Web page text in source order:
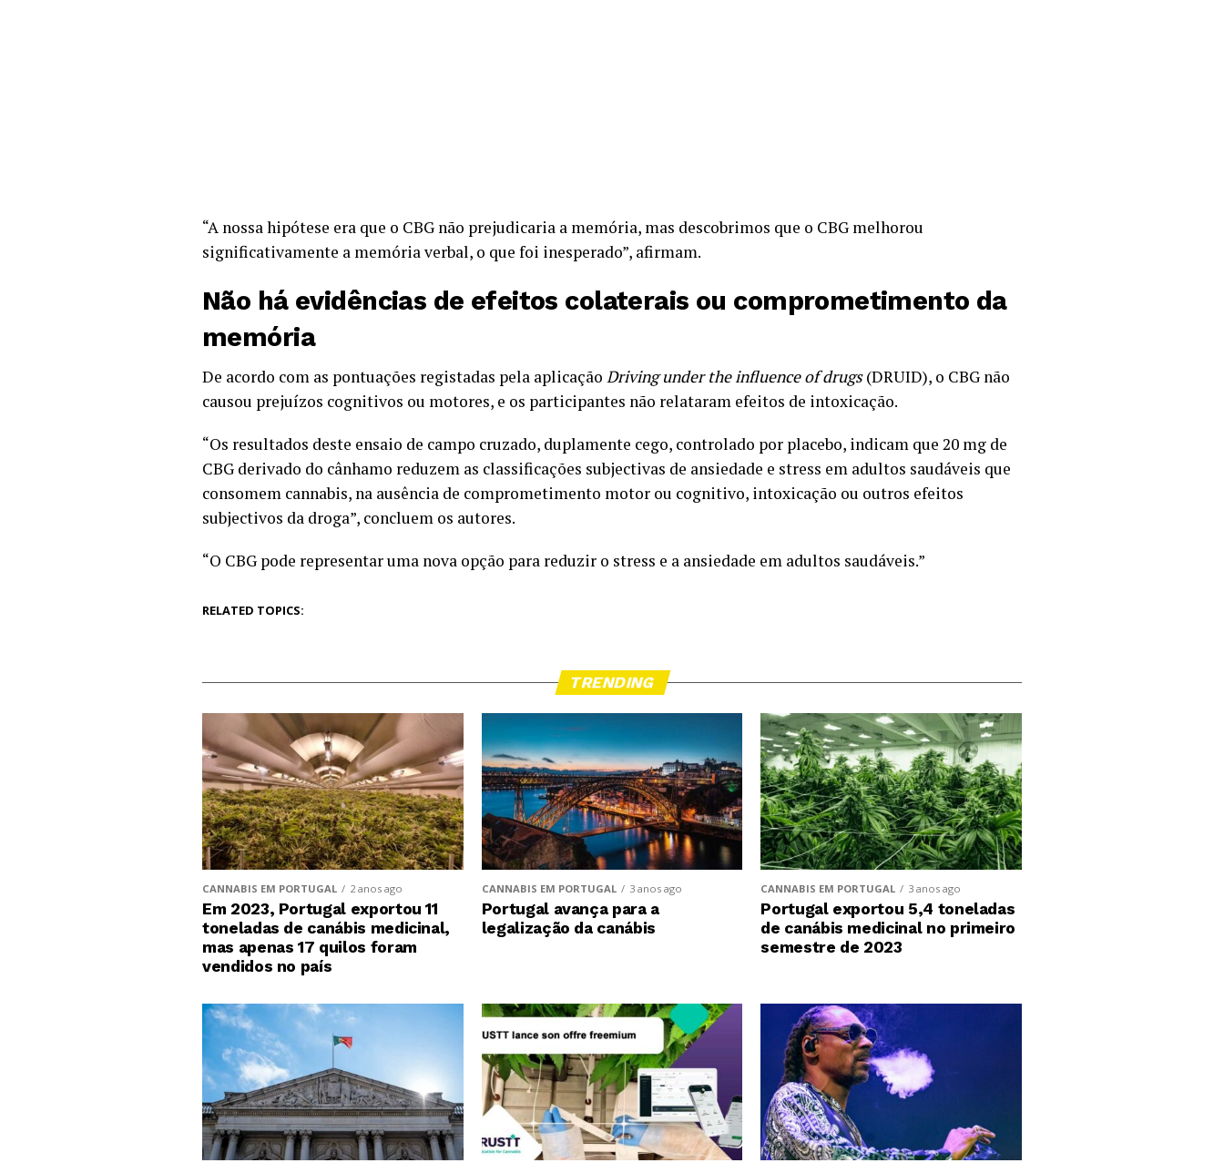
“A nossa hipótese era que o CBG não prejudicaria a memória, mas descobrimos que o CBG melhorou
significativamente a memória verbal, o que foi inesperado”, afirmam.
Não há evidências de efeitos colaterais ou comprometimento da
memória
De acordo com as pontuações registadas pela aplicação Driving under the influence of drugs(DRUID), o CBG não
causou prejuízos cognitivos ou motores, e os participantes não relataram efeitos de intoxicação.
“Os resultados deste ensaio de campo cruzado, duplamente cego, controlado por placebo, indicam que 20 mg de
CBG derivado do cânhamo reduzem as classificações subjectivas de ansiedade e stress em adultos saudáveis que
consomem cannabis, na ausência de comprometimento motor ou cognitivo, intoxicação ou outros efeitos
subjectivos da droga”, concluem os autores.
“O CBG pode representar uma nova opção para reduzir o stress e a ansiedade em adultos saudáveis.”
RELATED TOPICS:
TRENDING
CANNABIS EM PORTUGAL 2 anos ago
Em 2023, Portugal exportou 11
toneladas de canábis medicinal,
mas apenas 17 quilos foram
vendidos no país
CANNABIS EM PORTUGAL 3 anos ago
Portugal avança para a
legalização da canábis
CANNABIS EM PORTUGAL 3 anos ago
Portugal exportou 5,4 toneladas
de canábis medicinal no primeiro
semestre de 2023